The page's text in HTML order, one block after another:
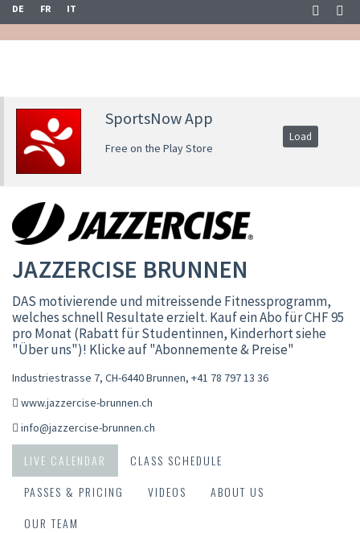
DE FR IT
SportsNow App
Free on the Play Store
Load
JAZZERCISE BRUNNEN
DAS motivierende und mitreissende Fitnessprogramm,
welches schnell Resultate erzielt. Kauf ein Abo für CHF 95
pro Monat (Rabatt für Studentinnen, Kinderhort siehe
"Über uns")! Klicke auf "Abonnemente & Preise"
Industriestrasse 7, CH-6440 Brunnen, +41 78 797 13 36
www.jazzercise-brunnen.ch
info@jazzercise-brunnen.ch
LIVE CALENDAR
CLASS SCHEDULE
PASSES & PRICING
VIDEOS
ABOUT US
OUR TEAM